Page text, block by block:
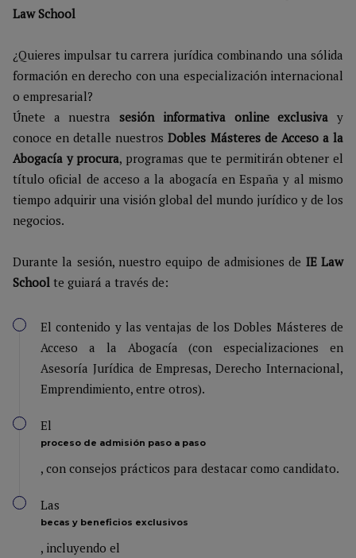
Law School
¿Quieres impulsar tu carrera jurídica combinando una sólida
formación en derecho con una especialización internacional
o empresarial?
Únete a nuestrasesión informativa online exclusiva y
conoce en detalle nuestrosDobles Másteres de Acceso a la
Abogacía y procura, programas que te permitirán obtener el
título oficial de acceso a la abogacía en España y al mismo
tiempo adquirir una visión global del mundo jurídico y de los
negocios.
Durante la sesión, nuestro equipo de admisiones de IE Law
School te guiará a través de:
El contenido y las ventajas de los Dobles Másteres de
Acceso a la Abogacía (con especializaciones en
Asesoría Jurídica de Empresas, Derecho Internacional,
Emprendimiento, entre otros).
El
proceso de admisión paso a paso
, con consejos prácticos para destacar como candidato.
Las
becas y beneficios exclusivos
, incluyendo el